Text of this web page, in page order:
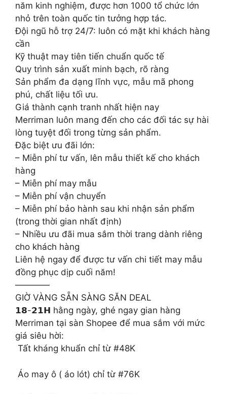
năm kinh nghiệm, được hơn 1000 tổ chức lớn
nhỏ trên toàn quốc tin tưởng hợp tác.
Đội ngũ hỗ trợ 24/7: luôn có mặt khi khách hàng
cần
Kỹ thuật may tiên tiến chuẩn quốc tế
Quy trình sản xuất minh bạch, rõ ràng
Sản phẩm đa dạng lĩnh vực, mẫu mã phong
phú, chất liệu tối ưu.
Giá thành cạnh tranh nhất hiện nay
Merriman luôn mang đến cho các đối tác sự hài
lòng tuyệt đối trong từng sản phẩm.
Đặc biệt ưu đãi lớn:
– Miễn phí tư vấn, lên mẫu thiết kế cho khách
hàng
– Miễn phí may mẫu
– Miễn phí vận chuyển
– Miễn phí bảo hành sau khi nhận sản phẩm
(trong thời gian nhất định)
– Nhiều ưu đãi mua sắm thời trang dành riêng
cho khách hàng
Liên hệ ngay để được tư vấn chi tiết may mẫu
đồng phục dịp cuối năm!
————
️GIỜ VÀNG SẴN SÀNG SĂN DEAL
𝟭𝟴-𝟮𝟭𝗛 hằng ngày, ghé ngay gian hàng
Merriman tại sàn Shopee để mua sắm với mức
giá siêu hời:
️ Tất kháng khuẩn chỉ từ #48K
️ Áo may ô ( áo lót) chỉ từ #76K